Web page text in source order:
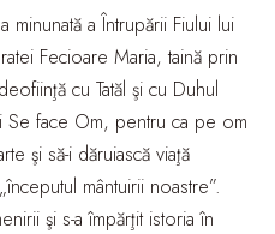
minunată a Întrupării Fiului lui
Fecioare Maria, taină prin
cu Tatăl şi cu Duhul
Se face Om, pentru ca pe om
şi să-i dăruiască viaţă
mântuirii noastre”.
şi s-a împărţit istoria în